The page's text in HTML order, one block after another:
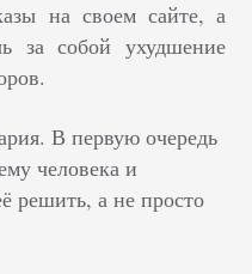
на своем сайте, а
за собой ухудшение
В первую очередь
человека и
решить, а не просто